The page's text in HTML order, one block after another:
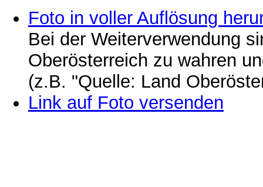
Foto in voller Auflösung
Bei der Weiterverwendung
Oberösterreich zu wahren
(z.B. "Quelle: Land
Link auf Foto versenden